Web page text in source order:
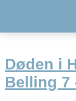
Døden i
Belling 7